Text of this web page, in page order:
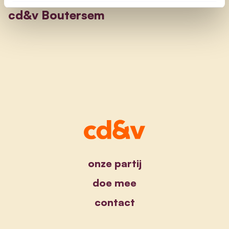
cd&v Boutersem
onze partij
doe mee
contact